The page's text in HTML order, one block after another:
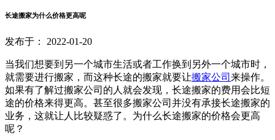
长途搬家为什么价格更高呢
发布于： 2022-01-20
当我们想要到另一个城市生活或者工作换到另外一个城市时，
就需要进行搬家，而这种长途的搬家就要让搬家公司 来操作。
如果有了解过搬家公司的人就会发现，长途搬家的费用会比短
途的价格来得更高。甚至很多搬家公司并没有承接长途搬家的
业务，这就让人比较疑惑了。为什么长途搬家的价格会更高
呢？